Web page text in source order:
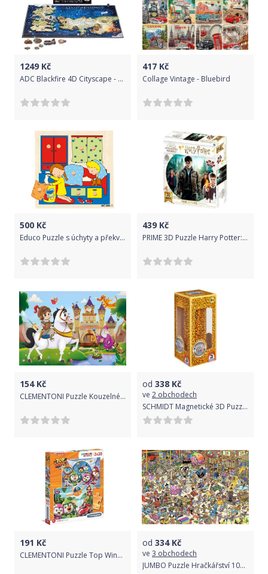
1249 Kč
ADC Blackfire 4D Cityscape - Game of Thrones Puzzle of Westeros & Essos
417 Kč
Collage Vintage - Bluebird
500 Kč
Educo Puzzle s úchyty a překvapením - ložnice
439 Kč
PRIME 3D Puzzle Harry Potter: Harry, Herminona & Ron XL 300 ks
154Kč
CLEMENTONI Puzzle Kouzelné království 104 dílků
od 338 Kč
ve 2 obchodech
SCHMIDT Magnetické 3D Puzzle Tower Zvířecí vzor
191 Kč
CLEMENTONI Puzzle Top Wing 2x20 dílků
od 334Kč
ve 3 obchodech
JUMBO Puzzle Hračkářství 1000 dílků